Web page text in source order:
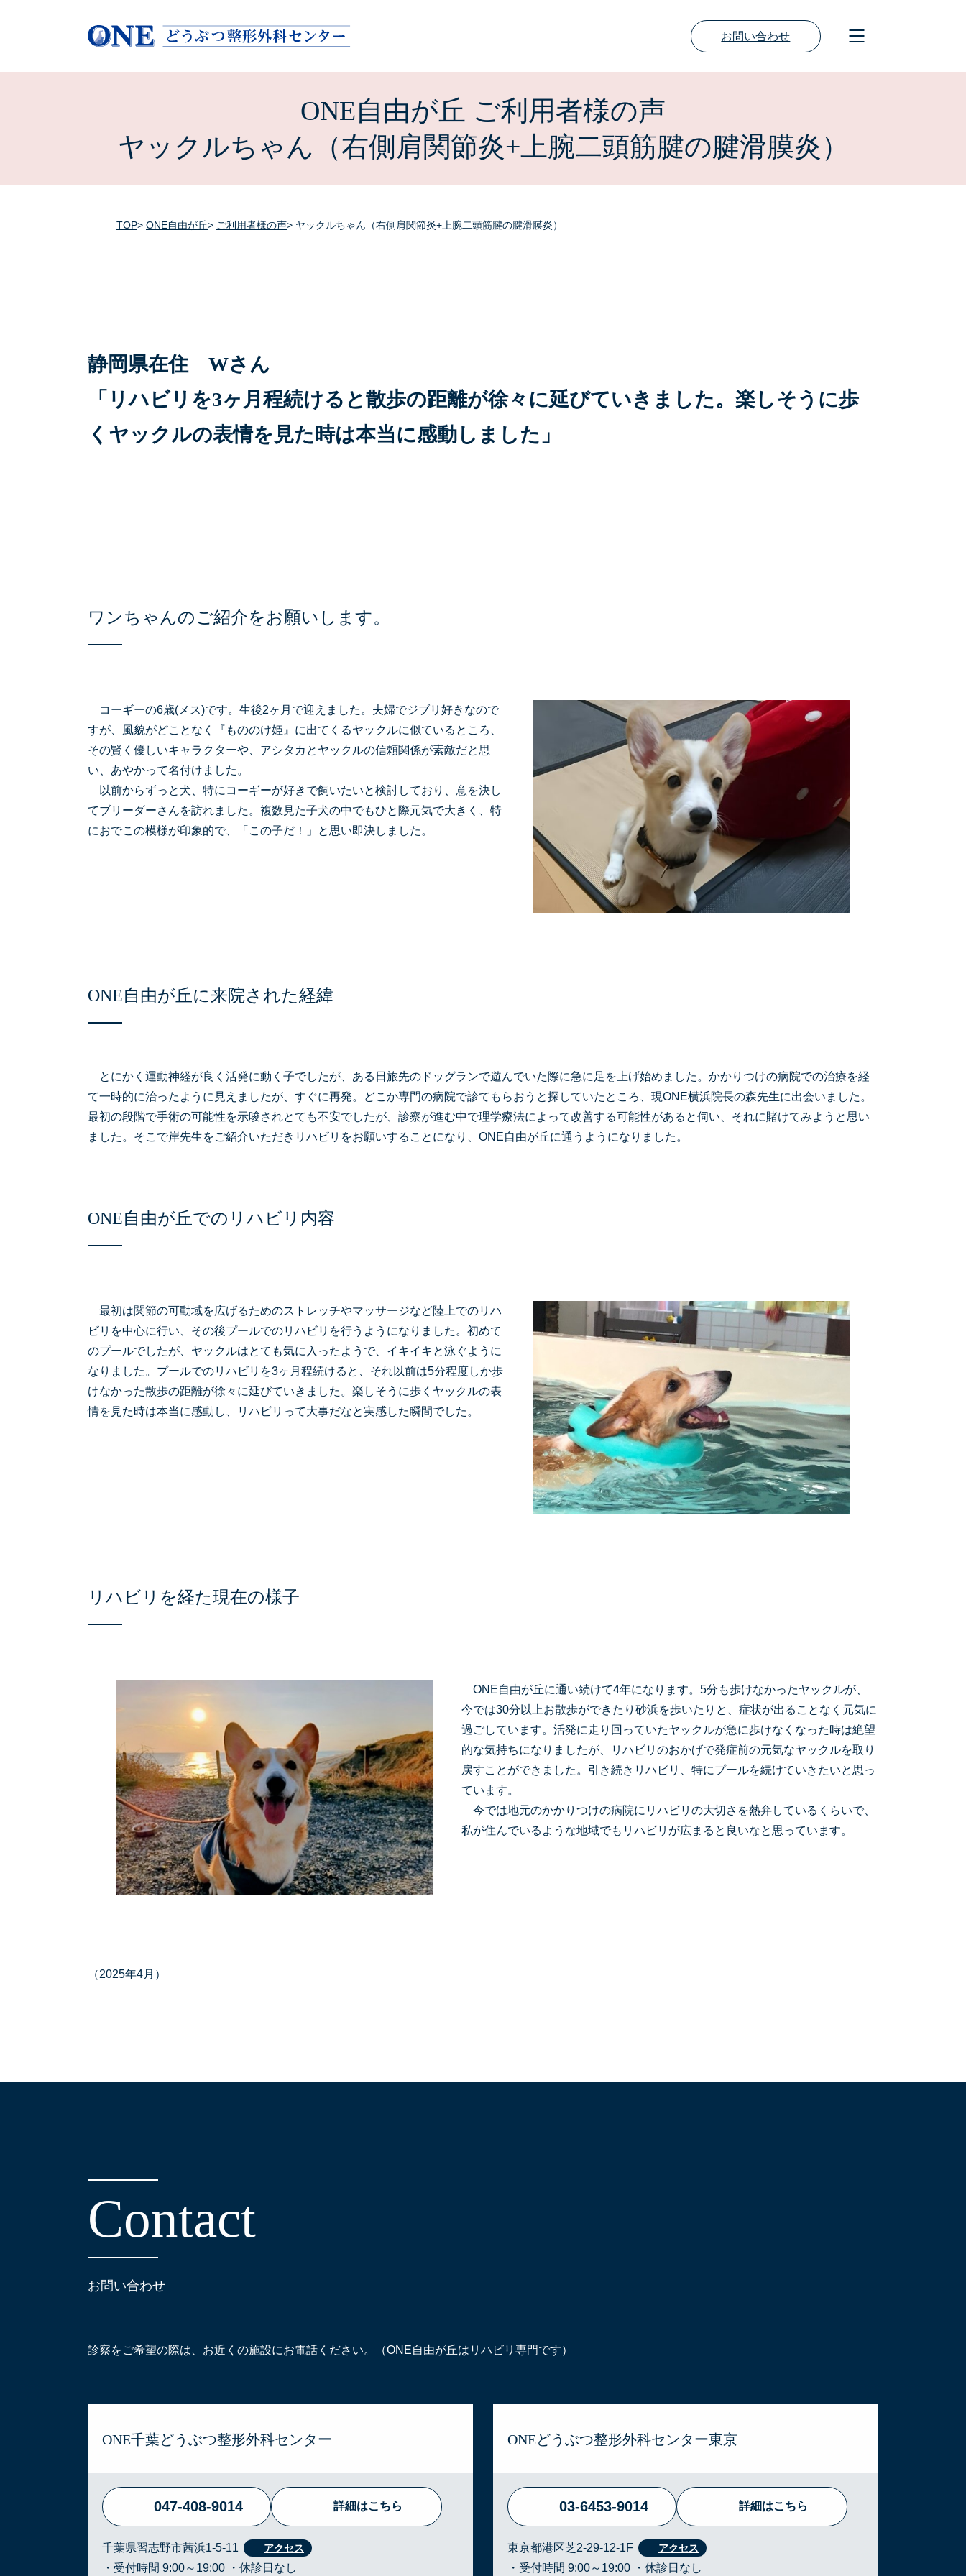
お問い合わせ
ONE自由が丘 ご利用者様の声
ヤックルちゃん（右側肩関節炎+上腕二頭筋腱の腱滑膜炎）
TOP ONE自由が丘 ご利用者様の声 ヤックルちゃん（右側肩関節炎+上腕二頭筋腱の腱滑膜炎）
静岡県在住 Wさん
「リハビリを3ヶ月程続けると散歩の距離が徐々に延びていきました。楽しそうに歩
くヤックルの表情を見た時は本当に感動しました」
ワンちゃんのご紹介をお願いします。
コーギーの6歳(メス)です。生後2ヶ月で迎えました。夫婦でジブリ好きなので
すが、風貌がどことなく『もののけ姫』に出てくるヤックルに似ているところ、
その賢く優しいキャラクターや、アシタカとヤックルの信頼関係が素敵だと思
い、あやかって名付けました。
以前からずっと犬、特にコーギーが好きで飼いたいと検討しており、意を決し
てブリーダーさんを訪れました。複数見た子犬の中でもひと際元気で大きく、特
におでこの模様が印象的で、「この子だ！」と思い即決しました。
ONE自由が丘に来院された経緯
とにかく運動神経が良く活発に動く子でしたが、ある日旅先のドッグランで遊んでいた際に急に足を上げ始めました。かかりつけの病院での治療を経
て一時的に治ったように見えましたが、すぐに再発。どこか専門の病院で診てもらおうと探していたところ、現ONE横浜院長の森先生に出会いました。
最初の段階で手術の可能性を示唆されとても不安でしたが、診察が進む中で理学療法によって改善する可能性があると伺い、それに賭けてみようと思い
ました。そこで岸先生をご紹介いただきリハビリをお願いすることになり、ONE自由が丘に通うようになりました。
ONE自由が丘でのリハビリ内容
最初は関節の可動域を広げるためのストレッチやマッサージなど陸上でのリハ
ビリを中心に行い、その後プールでのリハビリを行うようになりました。初めて
のプールでしたが、ヤックルはとても気に入ったようで、イキイキと泳ぐように
なりました。プールでのリハビリを3ヶ月程続けると、それ以前は5分程度しか歩
けなかった散歩の距離が徐々に延びていきました。楽しそうに歩くヤックルの表
情を見た時は本当に感動し、リハビリって大事だなと実感した瞬間でした。
リハビリを経た現在の様子
ONE自由が丘に通い続けて4年になります。5分も歩けなかったヤックルが、
今では30分以上お散歩ができたり砂浜を歩いたりと、症状が出ることなく元気に
過ごしています。活発に走り回っていたヤックルが急に歩けなくなった時は絶望
的な気持ちになりましたが、リハビリのおかげで発症前の元気なヤックルを取り
戻すことができました。引き続きリハビリ、特にプールを続けていきたいと思っ
ています。
今では地元のかかりつけの病院にリハビリの大切さを熱弁しているくらいで、
私が住んでいるような地域でもリハビリが広まると良いなと思っています。
（2025年4月）
Contact
お問い合わせ
診察をご希望の際は、お近くの施設にお電話ください。（ONE自由が丘はリハビリ専門です）
ONE千葉どうぶつ整形外科センター
047-408-9014 詳細はこちら
千葉県習志野市茜浜1-5-11
・受付時間 9:00～19:00 ・休診日なし
ONEどうぶつ整形外科センター東京
03-6453-9014 詳細はこちら
東京都港区芝2-29-12-1F
・受付時間 9:00～19:00 ・休診日なし